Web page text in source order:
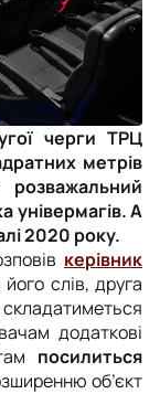
черги ТРЦ
метрів
розважальний
універмагів. А
2020 року.
керівник
слів, друга
додаткові
посилиться
об’єкт